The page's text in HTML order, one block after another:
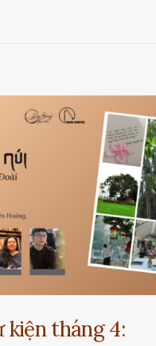
kiện tháng 4: